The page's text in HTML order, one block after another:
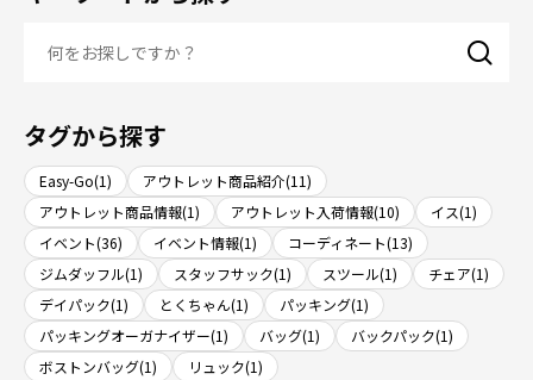
タグから探す
Easy-Go(1)
アウトレット商品紹介(11)
アウトレット商品情報(1)
アウトレット入荷情報(10)
イス(1)
イベント(36)
イベント情報(1)
コーディネート(13)
ジムダッフル(1)
スタッフサック(1) スツール(1)
チェア(1)
デイパック(1)
とくちゃん(1)
パッキング(1)
パッキングオーガナイザー(1)
バッグ(1)
バックパック(1)
ボストンバッグ(1)
リュック(1)